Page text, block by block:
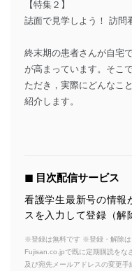
【特集２】
誌面で見学しよう！ 訪問
終末期の患者さんが自宅
が高まっています。そこ
ただき，実際にどんなこ
紹介します。
◼︎ 目次配信サービス
看護学生最新号の情報
スを入力して登録（解
※登録は無料です ※登録・解除は
Fujisan.co.jpで既に定期購読をな
及び宛先メールアドレスの変更手